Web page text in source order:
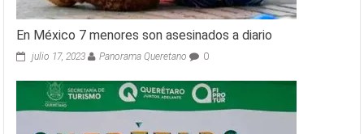
En México 7 menores son asesinados a diario
julio 17, 2023 Panorama Queretano 0